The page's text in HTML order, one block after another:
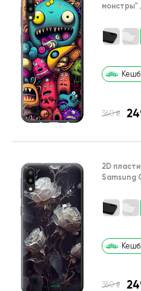
монстры"
360 ₴
2D
Samsung
360 ₴